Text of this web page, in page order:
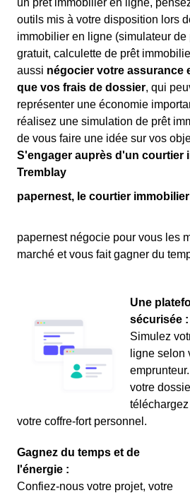
un prêt immobilier en ligne,
outils mis à votre disposition lors
immobilier en ligne (simulateur de
gratuit, calculette de prêt
aussi négocier votre assurance
que vos frais de dossier, qui
représenter une économie
réalisez une simulation de prêt
de vous faire une idée sur vos
S'engager auprès d'un courtier
Tremblay
papernest, le courtier
papernest négocie pour vous les
marché et vous fait gagner du
Une
sécurisée :
Simulez
ligne selon
votre
votre coffre-fort personnel.
Gagnez du temps et de
l'énergie :
Confiez-nous votre projet, votre